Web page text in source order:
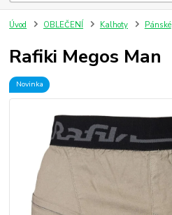
Úvod OBLEČENÍ Kalhoty Pánské
Rafiki Megos Man
Novinka